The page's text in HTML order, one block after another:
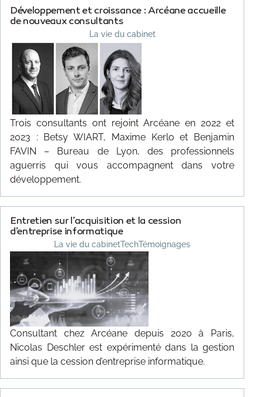
Développement et croissance : Arcéane accueille
de nouveaux consultants
La vie du cabinet
Trois consultants ont rejoint Arcéane en 2022 et
2023 : Betsy WIART, Maxime Kerlo et Benjamin
FAVIN – Bureau de Lyon, des professionnels
aguerris qui vous accompagnent dans votre
développement.
Entretien sur l’acquisition et la cession
d’entreprise informatique
La vie du cabinetTechTémoignages
Consultant chez Arcéane depuis 2020 à Paris,
Nicolas Deschler est expérimenté dans la gestion
ainsi que la cession d’entreprise informatique.